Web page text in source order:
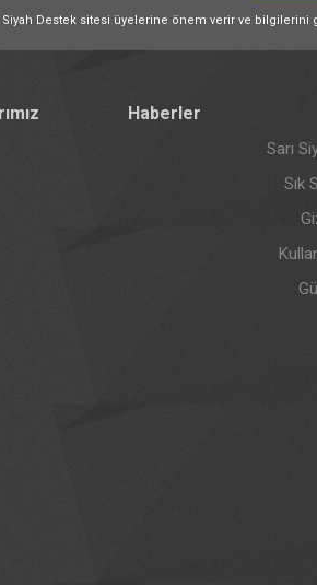
Siyah Destek sitesi üyelerine önem verir ve bilgilerini
Haberler
Sarı
Sık